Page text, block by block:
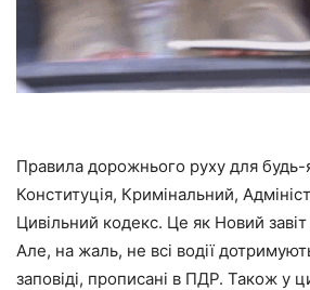
Правила дорожнього руху для будь-
Конституція, Кримінальний,
Цивільний кодекс. Це як Новий
Але, на жаль, не всі водії
заповіді, прописані в ПДР. Також у